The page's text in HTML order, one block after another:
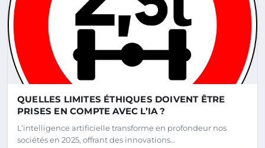
QUELLES LIMITES ÉTHIQUES DOIVENT ÊTRE
PRISES EN COMPTE AVEC L’IA ?
L’intelligence artificielle transforme en profondeur nos
sociétés en 2025, offrant des innovations…